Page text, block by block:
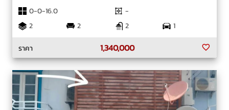
0-0-16.0
-
2
2 2
1
ราคา
1,340,000